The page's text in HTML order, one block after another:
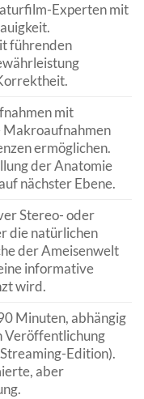
Experten mit
führenden
mit
Makroaufnahmen
ermöglichen.
der Anatomie
nächster Ebene.
Stereo- oder
die natürlichen
der Ameisenwelt
informative
wird.
Minuten, abhängig
Veröffentlichung
Edition).
aber